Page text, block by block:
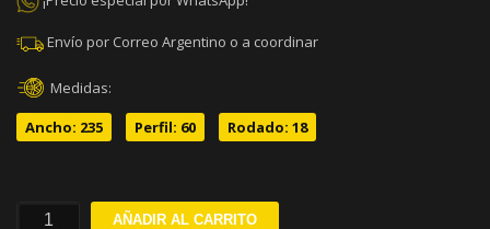
Envío por Correo Argentino o a coordinar
Medidas:
Ancho: 235
Perfil: 60 Rodado: 18
235/60R18
AÑADIR AL CARRITO